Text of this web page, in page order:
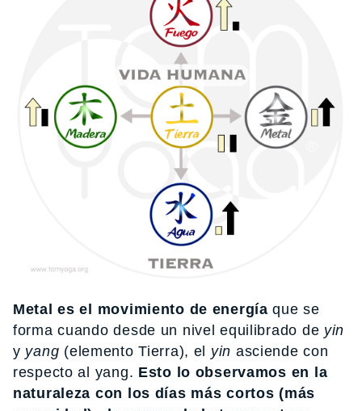
Metal es el movimiento de energía que se
forma cuando desde un nivel equilibrado de yin
y yang (elemento Tierra), el yin asciende con
respecto al yang. Esto lo observamos en la
naturaleza con los días más cortos (más